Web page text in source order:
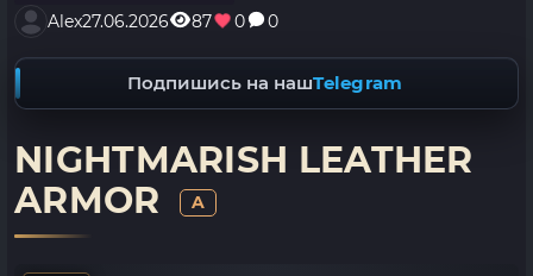
Alex27.06.2026 87 0 0
Подпишись на нашTelegram
NIGHTMARISH LEATHER
ARMOR
A